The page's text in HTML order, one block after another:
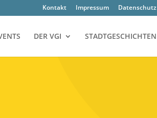
Kon­takt Impres­sum Daten­schutz
DER VGI STADTGESCHICHTEN